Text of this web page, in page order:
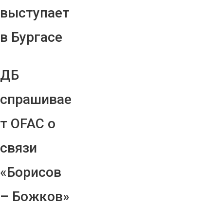
выступает
в Бургасе
ДБ
спрашивае
т OFAC о
связи
«Борисов
– Божков»